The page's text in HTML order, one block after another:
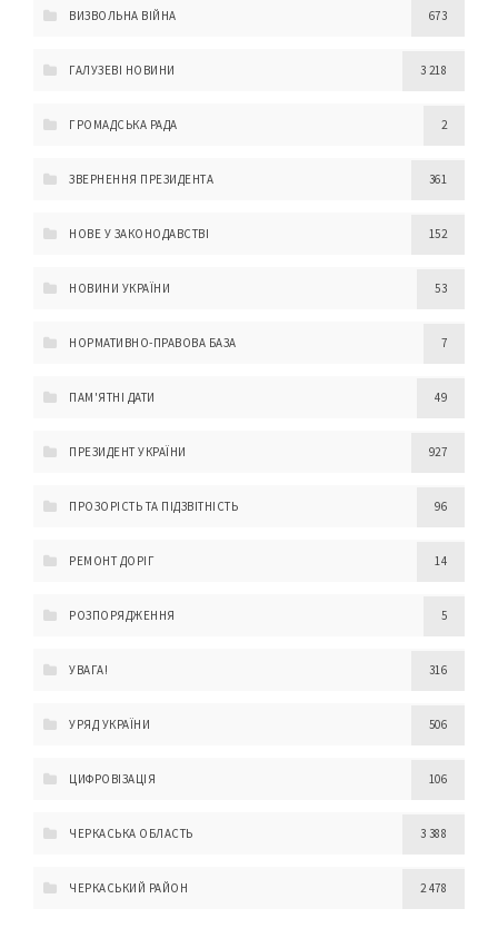
ВИЗВОЛЬНА ВІЙНА 673
ГАЛУЗЕВІ НОВИНИ 3 218
ГРОМАДСЬКА РАДА 2
ЗВЕРНЕННЯ ПРЕЗИДЕНТА 361
НОВЕ У ЗАКОНОДАВСТВІ 152
НОВИНИ УКРАЇНИ 53
НОРМАТИВНО-ПРАВОВА БАЗА 7
ПАМ'ЯТНІ ДАТИ 49
ПРЕЗИДЕНТ УКРАЇНИ 927
ПРОЗОРІСТЬ ТА ПІДЗВІТНІСТЬ 96
РЕМОНТ ДОРІГ 14
РОЗПОРЯДЖЕННЯ 5
УВАГА! 316
УРЯД УКРАЇНИ 506
ЦИФРОВІЗАЦІЯ 106
ЧЕРКАСЬКА ОБЛАСТЬ 3 388
ЧЕРКАСЬКИЙ РАЙОН 2 478